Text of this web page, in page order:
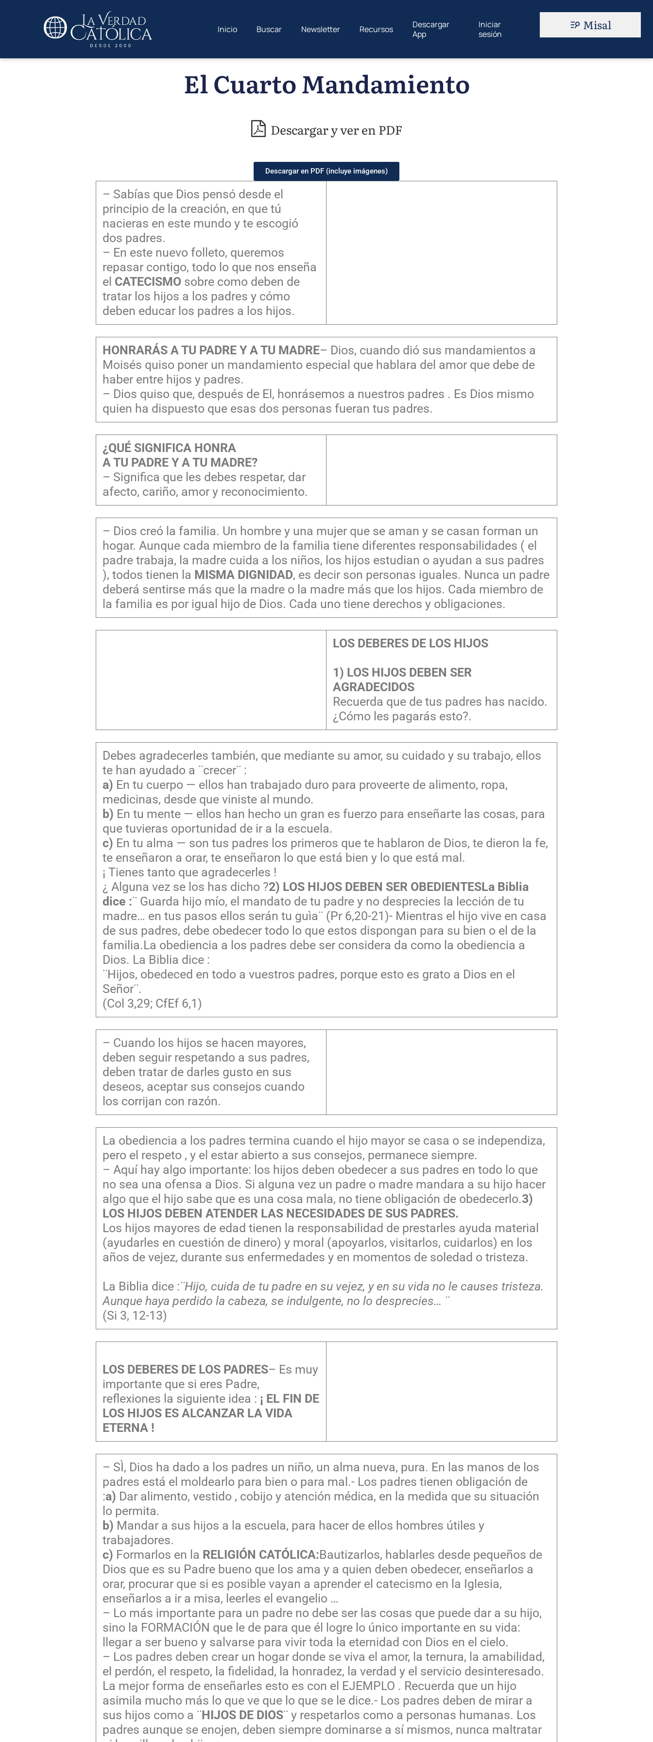
Inicio Buscar Newsletter Recursos
Descargar
App
Iniciar
sesión
Misal
El Cuarto Mandamiento
Descargar y ver en PDF
Descargar en PDF (incluye imágenes)
– Sabías que Dios pensó desde el
principio de la creación, en que tú
nacieras en este mundo y te escogió
dos padres.
– En este nuevo folleto, queremos
repasar contigo, todo lo que nos enseña
el CATECISMO sobre como deben de
tratar los hijos a los padres y cómo
deben educar los padres a los hijos.
HONRARÁS A TU PADRE Y A TU MADRE– Dios, cuando dió sus mandamientos a
Moisés quiso poner un mandamiento especial que hablara del amor que debe de
haber entre hijos y padres.
– Dios quiso que, después de El, honrásemos a nuestros padres . Es Dios mismo
quien ha dispuesto que esas dos personas fueran tus padres.
¿QUÉ SIGNIFICA HONRA
A TU PADRE Y A TU MADRE?
– Significa que les debes respetar, dar
afecto, cariño, amor y reconocimiento.
– Dios creó la familia. Un hombre y una mujer que se aman y se casan forman un
hogar. Aunque cada miembro de la familia tiene diferentes responsabilidades ( el
padre trabaja, la madre cuida a los niños, los hijos estudian o ayudan a sus padres
), todos tienen la MISMA DIGNIDAD, es decir son personas iguales. Nunca un padre
deberá sentirse más que la madre o la madre más que los hijos. Cada miembro de
la familia es por igual hijo de Dios. Cada uno tiene derechos y obligaciones.
LOS DEBERES DE LOS HIJOS
1) LOS HIJOS DEBEN SER
AGRADECIDOS
Recuerda que de tus padres has nacido.
¿Cómo les pagarás esto?.
Debes agradecerles también, que mediante su amor, su cuidado y su trabajo, ellos
te han ayudado a ¨crecer¨ :
a) En tu cuerpo — ellos han trabajado duro para proveerte de alimento, ropa,
medicinas, desde que viniste al mundo.
b) En tu mente — ellos han hecho un gran es fuerzo para enseñarte las cosas, para
que tuvieras oportunidad de ir a la escuela.
c) En tu alma — son tus padres los primeros que te hablaron de Dios, te dieron la fe,
te enseñaron a orar, te enseñaron lo que está bien y lo que está mal.
¡ Tienes tanto que agradecerles !
¿ Alguna vez se los has dicho ?2) LOS HIJOS DEBEN SER OBEDIENTESLa Biblia
dice :¨ Guarda hijo mío, el mandato de tu padre y no desprecies la lección de tu
madre… en tus pasos ellos serán tu guìa¨ (Pr 6,20-21)- Mientras el hijo vive en casa
de sus padres, debe obedecer todo lo que estos dispongan para su bien o el de la
familia.La obediencia a los padres debe ser considera da como la obediencia a
Dios. La Biblia dice :
¨Hijos, obedeced en todo a vuestros padres, porque esto es grato a Dios en el
Señor¨.
(Col 3,29; CfEf 6,1)
– Cuando los hijos se hacen mayores,
deben seguir respetando a sus padres,
deben tratar de darles gusto en sus
deseos, aceptar sus consejos cuando
los corrijan con razón.
La obediencia a los padres termina cuando el hijo mayor se casa o se independiza,
pero el respeto , y el estar abierto a sus consejos, permanece siempre.
– Aquí hay algo importante: los hijos deben obedecer a sus padres en todo lo que
no sea una ofensa a Dios. Si alguna vez un padre o madre mandara a su hijo hacer
algo que el hijo sabe que es una cosa mala, no tiene obligación de obedecerlo.3)
LOS HIJOS DEBEN ATENDER LAS NECESIDADES DE SUS PADRES.
Los hijos mayores de edad tienen la responsabilidad de prestarles ayuda material
(ayudarles en cuestión de dinero) y moral (apoyarlos, visitarlos, cuidarlos) en los
años de vejez, durante sus enfermedades y en momentos de soledad o tristeza.
La Biblia dice :¨Hijo, cuida de tu padre en su vejez, y en su vida no le causes tristeza.
Aunque haya perdido la cabeza, se indulgente, no lo desprecies… ¨
(Si 3, 12-13)
LOS DEBERES DE LOS PADRES– Es muy
importante que si eres Padre,
reflexiones la siguiente idea : ¡ EL FIN DE
LOS HIJOS ES ALCANZAR LA VIDA
ETERNA !
– SÌ, Dios ha dado a los padres un niño, un alma nueva, pura. En las manos de los
padres está el moldearlo para bien o para mal.- Los padres tienen obligación de
:a) Dar alimento, vestido , cobijo y atención médica, en la medida que su situación
lo permita.
b) Mandar a sus hijos a la escuela, para hacer de ellos hombres útiles y
trabajadores.
c) Formarlos en la RELIGIÓN CATÓLICA:Bautizarlos, hablarles desde pequeños de
Dios que es su Padre bueno que los ama y a quien deben obedecer, enseñarlos a
orar, procurar que si es posible vayan a aprender el catecismo en la Iglesia,
enseñarlos a ir a misa, leerles el evangelio …
– Lo más importante para un padre no debe ser las cosas que puede dar a su hijo,
sino la FORMACIÓN que le de para que él logre lo único importante en su vida:
llegar a ser bueno y salvarse para vivir toda la eternidad con Dios en el cielo.
– Los padres deben crear un hogar donde se viva el amor, la ternura, la amabilidad,
el perdón, el respeto, la fidelidad, la honradez, la verdad y el servicio desinteresado.
La mejor forma de enseñarles esto es con el EJEMPLO . Recuerda que un hijo
asimila mucho más lo que ve que lo que se le dice.- Los padres deben de mirar a
sus hijos como a ¨HIJOS DE DIOS¨ y respetarlos como a personas humanas. Los
padres aunque se enojen, deben siempre dominarse a sí mismos, nunca maltratar